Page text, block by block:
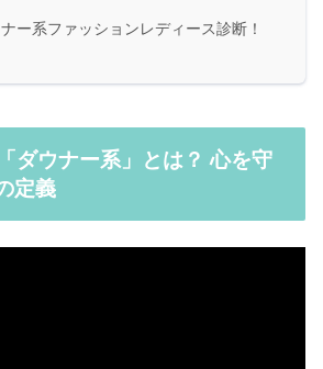
ー系ファッションレディース診断！
ダウナー系」とは？ 心を守
定義